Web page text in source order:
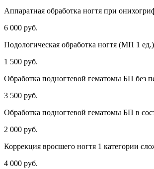
Аппаратная обработка ногтя при
6 000 руб.
Подологическая обработка ногтя (МП 1
1 500 руб.
Обработка подногтевой гематомы БП без
3 500 руб.
Обработка подногтевой гематомы БП в
2 000 руб.
Коррекция вросшего ногтя 1 категории
4 000 руб.